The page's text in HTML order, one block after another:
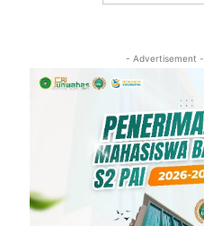
- Advertisement -